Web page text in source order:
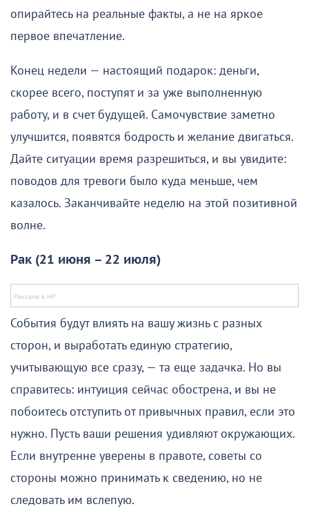
опирайтесь на реальные факты, а не на яркое
первое впечатление.
Конец недели — настоящий подарок: деньги,
скорее всего, поступят и за уже выполненную
работу, и в счет будущей. Самочувствие заметно
улучшится, появятся бодрость и желание двигаться.
Дайте ситуации время разрешиться, и вы увидите:
поводов для тревоги было куда меньше, чем
казалось. Заканчивайте неделю на этой позитивной
волне.
Рак (21 июня – 22 июля)
События будут влиять на вашу жизнь с разных
сторон, и выработать единую стратегию,
учитывающую все сразу, — та еще задачка. Но вы
справитесь: интуиция сейчас обострена, и вы не
побоитесь отступить от привычных правил, если это
нужно. Пусть ваши решения удивляют окружающих.
Если внутренне уверены в правоте, советы со
стороны можно принимать к сведению, но не
следовать им вслепую.